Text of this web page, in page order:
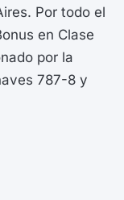
Por todo el
en Clase
por la
787-8 y